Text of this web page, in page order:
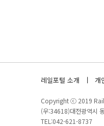
레일포털 소개 개
Copyright ⓒ 2019
(우:34618)대전광역시
TEL:042-621-8737